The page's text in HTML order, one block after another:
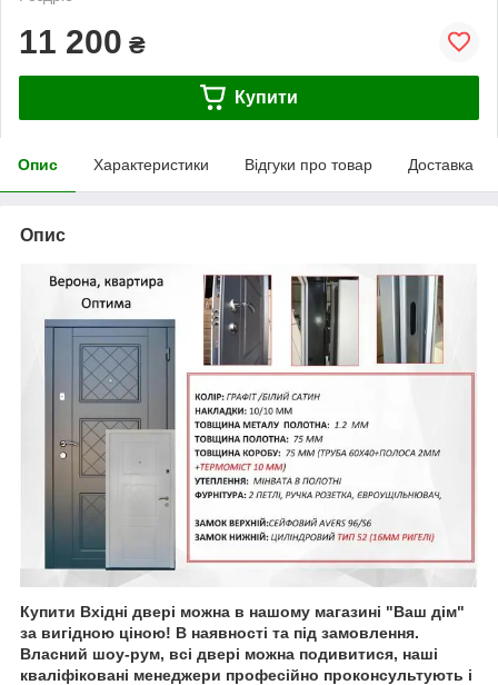
11 200 ₴
Купити
Опис Характеристики Відгуки про товар Доставка
Опис
Купити Вхідні двері можна в нашому магазині "Ваш дім"
за вигідною ціною! В наявності та під замовлення.
Власний шоу-рум, всі двері можна подивитися, наші
кваліфіковані менеджери професійно проконсультують і